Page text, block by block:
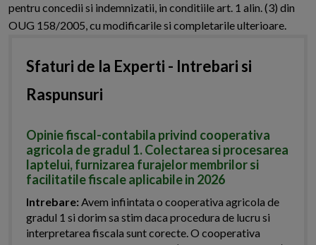
pentru concedii si indemnizatii, in conditiile art. 1 alin. (3) din
OUG 158/2005, cu modificarile si completarile ulterioare.
Sfaturi de la Experti - Intrebari si
Raspunsuri
Opinie fiscal-contabila privind cooperativa
agricola de gradul 1. Colectarea si procesarea
laptelui, furnizarea furajelor membrilor si
facilitatile fiscale aplicabile in 2026
Intrebare:Avem infiintata o cooperativa agricola de
gradul 1 si dorim sa stim daca procedura de lucru si
interpretarea fiscala sunt corecte. O cooperativa